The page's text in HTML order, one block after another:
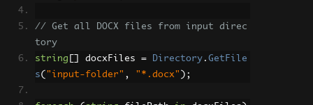
// Get all DOCX files from input direc
tory
string
docxFiles = Directory . GetFile
s( "input-folder" , "*.docx" );